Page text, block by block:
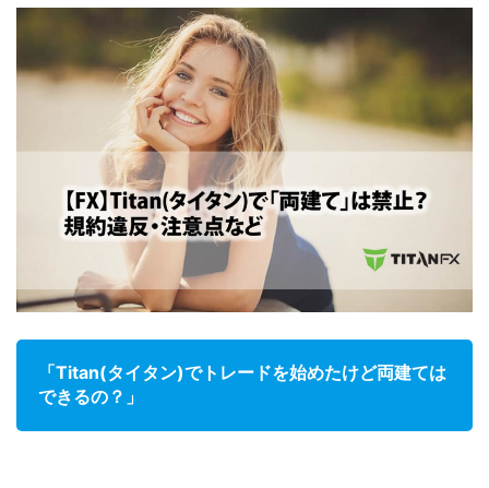
「Titan(タイタン)でトレードを始めたけど両建ては
できるの？」